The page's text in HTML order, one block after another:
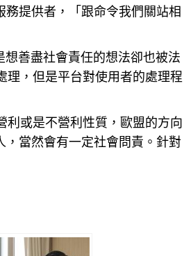
提供者，「跟命令我們關站相
善盡社會責任的想法卻也被法
理，但是平台對使用者的處理程
利或是不營利性質，歐盟的方向
，當然會有一定社會問責。針對